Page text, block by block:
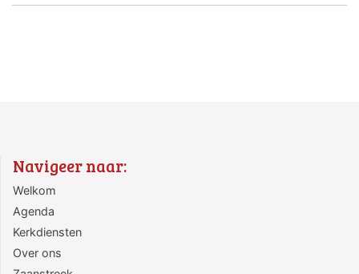
Navigeer naar:
Welkom
Agenda
Kerkdiensten
Over ons